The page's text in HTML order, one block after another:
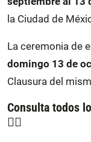
la Ciudad de
La ceremonia de
domingo 13 de
Clausura del
Consulta todos
👇🏽